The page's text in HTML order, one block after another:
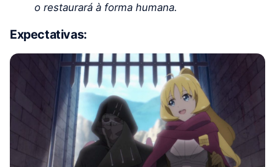
o restaurará à forma humana.
Expectativas: